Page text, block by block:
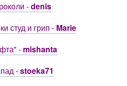
-denis
студ и грип - Marie
- mishanta
-stoeka71